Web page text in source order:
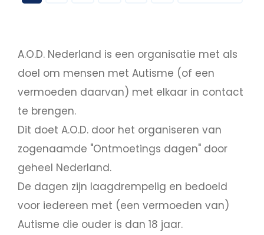
A.O.D. Nederland is een organisatie met als
doel om mensen met Autisme (of een
vermoeden daarvan) met elkaar in contact
te brengen.
Dit doet A.O.D. door het organiseren van
zogenaamde "Ontmoetings dagen" door
geheel Nederland.
De dagen zijn laagdrempelig en bedoeld
voor iedereen met (een vermoeden van)
Autisme die ouder is dan 18 jaar.